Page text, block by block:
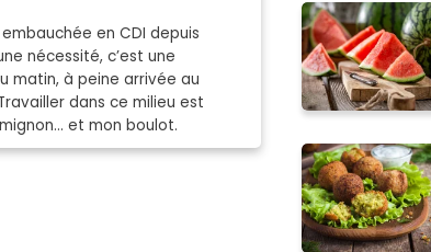
en CDI depuis
nécessité, c’est une
matin, à peine arrivée au
dans ce milieu est
et mon boulot.